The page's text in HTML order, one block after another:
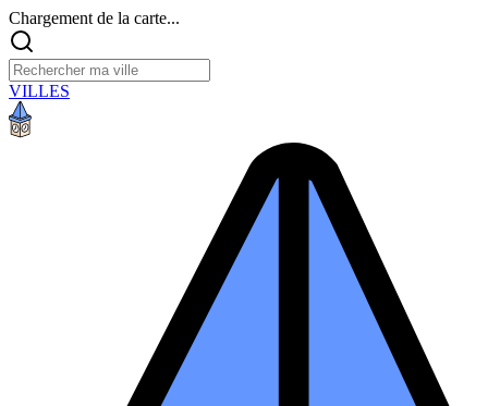
Chargement de la carte...
VILLES